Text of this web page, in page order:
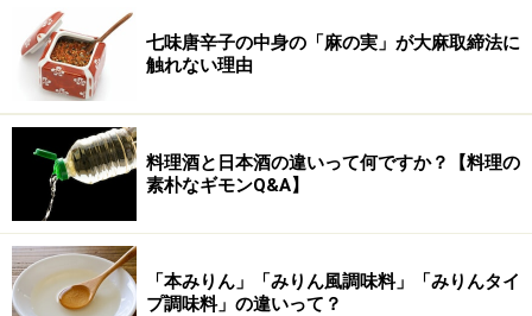
ため、つい「早食い」になりがちです。早食いは、急激
な血糖上昇につながり、強い眠気の元になります。食べ
る量の個人差や体質にもよりますが、もし午後の仕事中
に強い眠気を感じて困っている場合は、まずは「ごはん
の量」と「食べるスピード」のどちらかに問題がない
か、チェックしてみてください。
■関連記事
Q. 「食後に眠くなるのは糖尿病のサイン」って本当です
七味唐辛子の中身の「麻の実」が大麻取締法に
触れない理由
料理酒と日本酒の違いって何ですか？【料理の
素朴なギモンQ&A】
「本みりん」「みりん風調味料」「みりんタイ
プ調味料」の違いって？